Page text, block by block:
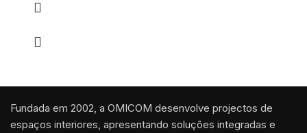
Fundada em 2002, a OMICOM desenvolve projectos de
espaços interiores, apresentando soluções integradas e